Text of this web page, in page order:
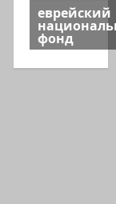
еврейский
фонд